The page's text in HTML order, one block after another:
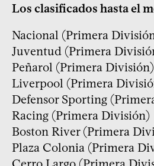
Los clasificados hasta el
Nacional (Primera
Juventud (Primera
Peñarol (Primera División)
Liverpool (Primera
Defensor Sporting
Racing (Primera División)
Boston River (Primera
Plaza Colonia (Primera